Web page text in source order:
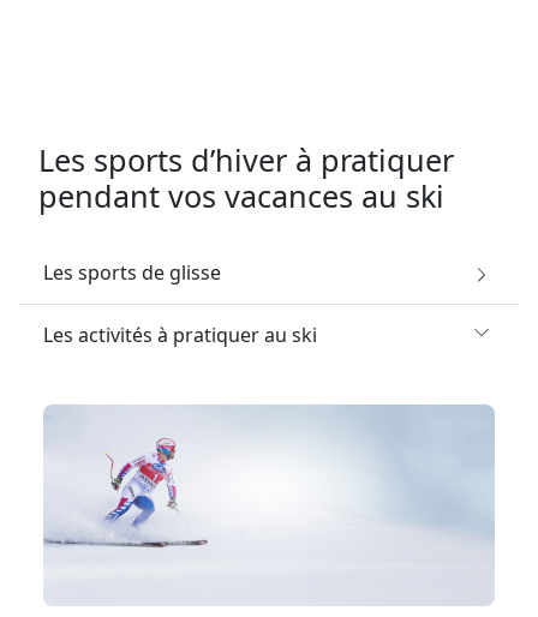
Les sports d’hiver à pratiquer
pendant vos vacances au ski
Les sports de glisse
Les activités à pratiquer au ski